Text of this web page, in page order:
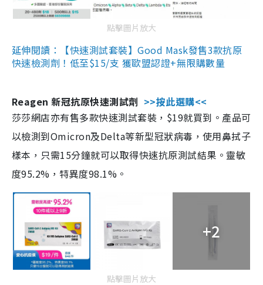
點擊圖片放大
延伸閱讀：【快速測試套裝】Good Mask發售3款抗原
快速檢測劑！低至$15/支 獲歐盟認證+無限購數量
Reagen 新冠抗原快速測試劑 >>按此選購<<
莎莎網店亦有售多款快速測試套裝，$19就買到。產品可
以檢測到Omicron及Delta等新型冠狀病毒，使用鼻拭子
樣本，只需15分鐘就可以取得快速抗原測試結果。靈敏
度95.2%，特異度98.1%。
+2
點擊圖片放大